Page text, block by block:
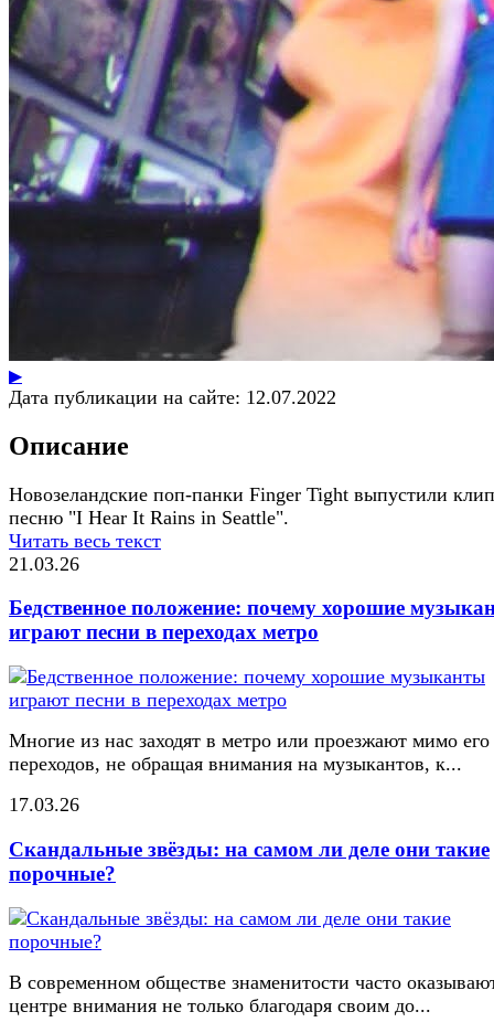
▶
Дата публикации на сайте: 12.07.2022
Описание
Новозеландские поп-панки Finger Tight выпустили
песню "I Hear It Rains in Seattle".
Читать весь текст
21.03.26
Бедственное положение: почему хорошие
играют песни в переходах метро
Многие из нас заходят в метро или проезжают мимо его
переходов, не обращая внимания на музыкантов, к...
17.03.26
Скандальные звёзды: на самом ли деле они такие
порочные?
В современном обществе знаменитости часто
центре внимания не только благодаря своим до...